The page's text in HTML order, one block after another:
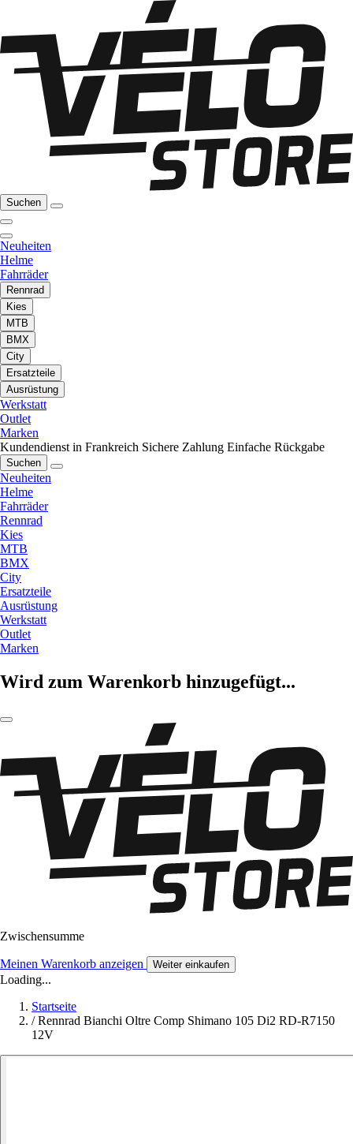
Suchen
Neuheiten
Helme
Fahrräder
Rennrad
Kies
MTB
BMX
City
Ersatzteile
Ausrüstung
Werkstatt
Outlet
Marken
Kundendienst in Frankreich Sichere Zahlung Einfache Rückgabe
Suchen
Neuheiten
Helme
Fahrräder
Rennrad
Kies
MTB
BMX
City
Ersatzteile
Ausrüstung
Werkstatt
Outlet
Marken
Wird zum Warenkorb hinzugefügt...
Zwischensumme
Meinen Warenkorb anzeigen Weiter einkaufen
Loading...
Startseite
/ Rennrad Bianchi Oltre Comp Shimano 105 Di2 RD-R7150
12V